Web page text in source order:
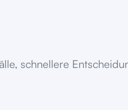
schnellere